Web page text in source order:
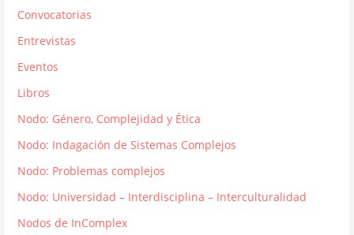
Convocatorias
Entrevistas
Eventos
Libros
Nodo: Género, Complejidad y Ética
Nodo: Indagación de Sistemas Complejos
Nodo: Problemas complejos
Nodo: Universidad – Interdisciplina – Interculturalidad
Nodos de InComplex